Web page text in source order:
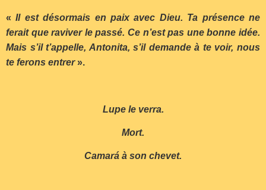
«Il est désormais en paix avec Dieu. Ta présence ne
ferait que raviver le passé. Ce n’est pas une bonne idée.
Mais s’il t’appelle, Antonita, s’il demande à te voir, nous
te ferons entrer».
Lupe le verra.
Mort.
Camará à son chevet.